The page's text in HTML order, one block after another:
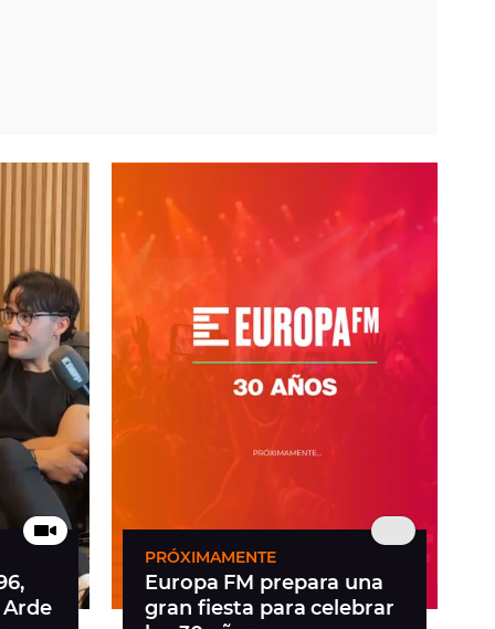
PRÓXIMAMENTE
Europa FM prepara una
gran fiesta para celebrar